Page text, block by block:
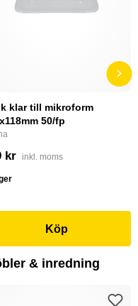
klar till mikroform
50/fp
kr inkl. moms
Köp
& inredning